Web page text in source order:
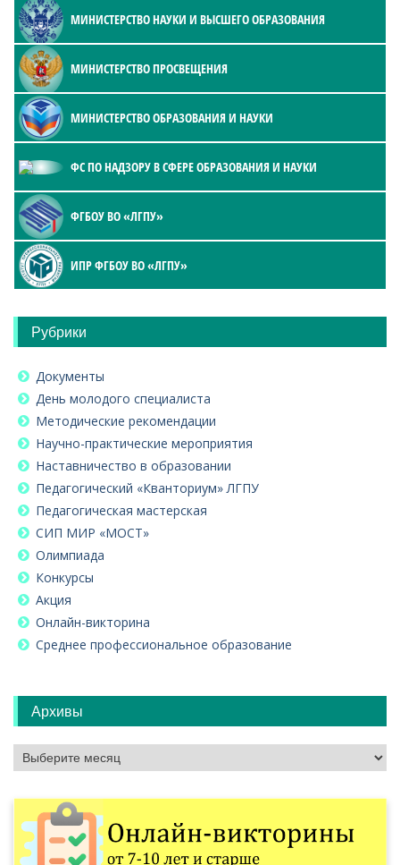
МИНИСТЕРСТВО НАУКИ И ВЫСШЕГО ОБРАЗОВАНИЯ
МИНИСТЕРСТВО ПРОСВЕЩЕНИЯ
МИНИСТЕРСТВО ОБРАЗОВАНИЯ И НАУКИ
ФС ПО НАДЗОРУ В СФЕРЕ ОБРАЗОВАНИЯ И НАУКИ
ФГБОУ ВО «ЛГПУ»
ИПР ФГБОУ ВО «ЛГПУ»
Рубрики
Документы
День молодого специалиста
Методические рекомендации
Научно-практические мероприятия
Наставничество в образовании
Педагогический «Кванториум» ЛГПУ
Педагогическая мастерская
СИП МИР «МОСТ»
Олимпиада
Конкурсы
Акция
Онлайн-викторина
Среднее профессиональное образование
Архивы
Архивы